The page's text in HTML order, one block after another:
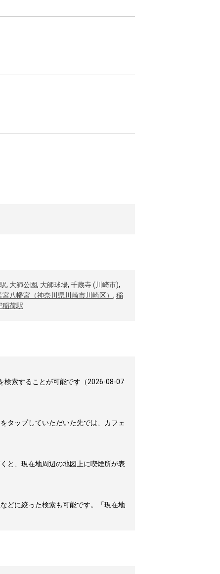
, 大師公園, 大師球場, 千蔵寺 (川崎市),
宮八幡宮（神奈川県川崎市川崎区） , 稲
稲荷駅
検索することが可能です（2026-08-07
タップしていただいた先では、カフェ
と、現在地周辺の地図上に喫煙所が表
どに絞った検索も可能です。「現在地